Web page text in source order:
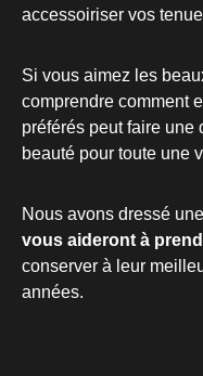
accessoiriser vos
Si vous aimez les
comprendre comment
préférés peut faire une
beauté pour toute une
Nous avons dressé
vous aideront à
conserver à leur
années.